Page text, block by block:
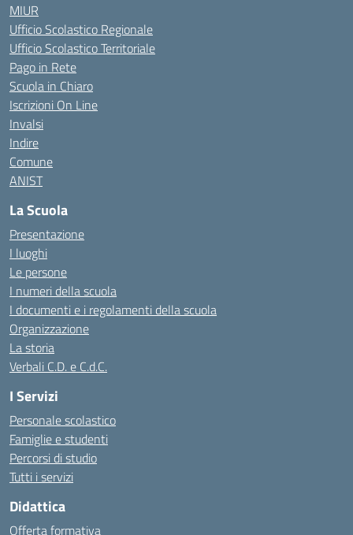
MIUR
Ufficio Scolastico Regionale
Ufficio Scolastico Territoriale
Pago in Rete
Scuola in Chiaro
Iscrizioni On Line
Invalsi
Indire
Comune
ANIST
La Scuola
Presentazione
I luoghi
Le persone
I numeri della scuola
I documenti e i regolamenti della scuola
Organizzazione
La storia
Verbali C.D. e C.d.C.
I Servizi
Personale scolastico
Famiglie e studenti
Percorsi di studio
Tutti i servizi
Didattica
Offerta formativa